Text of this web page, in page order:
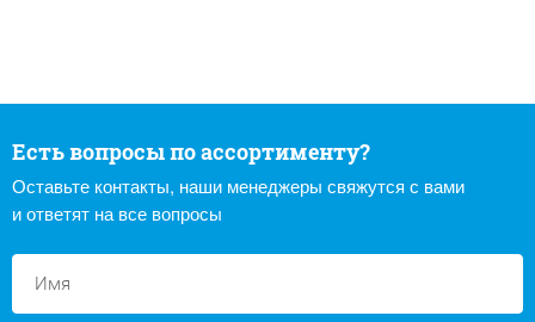
Есть вопросы по ассортименту?
Оставьте контакты, наши менеджеры свяжутся с вами
и ответят на все вопросы